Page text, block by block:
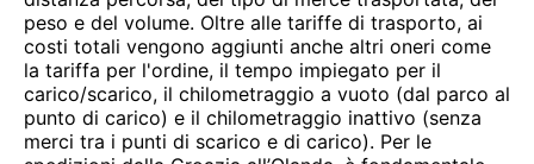
peso e del volume. Oltre alle tariffe di trasporto, ai
costi totali vengono aggiunti anche altri oneri come
la tariffa per l'ordine, il tempo impiegato per il
carico/scarico, il chilometraggio a vuoto (dal parco al
punto di carico) e il chilometraggio inattivo (senza
merci tra i punti di scarico e di carico). Per le